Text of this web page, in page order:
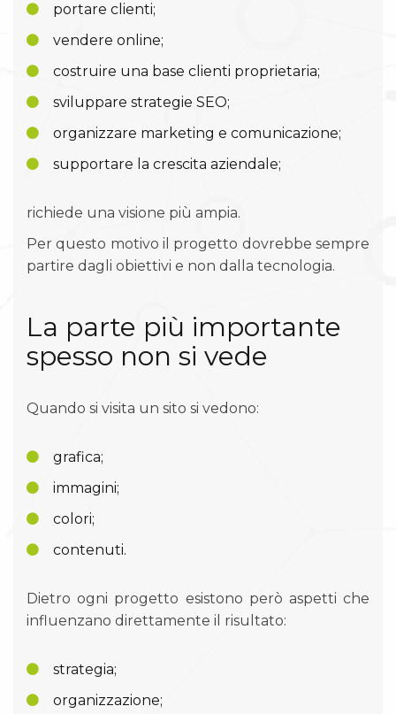
portare clienti;
vendere online;
costruire una base clienti proprietaria;
sviluppare strategie SEO;
organizzare marketing e comunicazione;
supportare la crescita aziendale;
richiede una visione più ampia.
Per questo motivo il progetto dovrebbe sempre
partire dagli obiettivi e non dalla tecnologia.
La parte più importante
spesso non si vede
Quando si visita un sito si vedono:
grafica;
immagini;
colori;
contenuti.
Dietro ogni progetto esistono però aspetti che
influenzano direttamente il risultato:
strategia;
organizzazione;